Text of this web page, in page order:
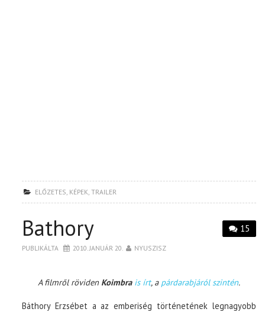
ELŐZETES KÉPEK ,TRAILER
15
Bathory
PUBLIKÁLTA 2010. JANUÁR 20. NYUSZISZ
A filmről röviden Koimbra is írt, a párdarabjáról szintén.
Báthory Erzsébet a az emberiség történetének legnagyobb